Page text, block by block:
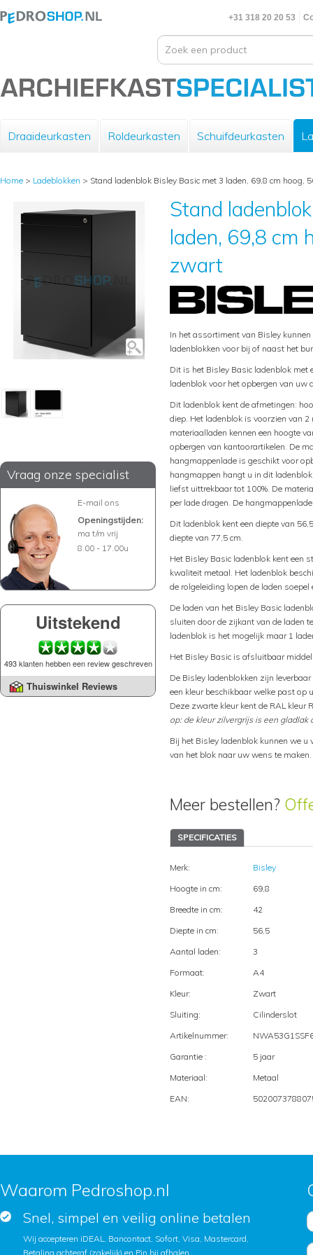
+31 318 20 20 53
Draaideurkasten Roldeurkasten Schuifdeurkasten
Home > Ladeblokken > Stand ladenblok Bisley Basic met 3 laden, 69,8 cm hoog,
Vraag onze specialist
E-mail ons
Openingstijden:
ma t/m vrij
8.00 - 17.00u
Uitstekend
493 klanten hebben een review geschreven
Thuiswinkel Reviews
Stand
laden, 69,8 cm
zwart
In het assortiment van Bisley
ladenblokken voor bij of naast het
Dit is het Bisley Basic ladenblok met
ladenblok voor het opbergen van uw
Dit ladenblok kent de afmetingen:
diep. Het ladenblok is voorzien van
materiaalladen kennen een hoogte
opbergen van kantoorartikelen. De
hangmappenlade is geschikt voor
hangmappen hangt u in dit
liefst uittrekbaar tot 100%. De
per lade dragen. De
Dit ladenblok kent een diepte van
diepte van 77,5 cm.
Het Bisley Basic ladenblok kent een
kwaliteit metaal. Het ladenblok
de rolgeleiding lopen de laden
De laden van het Bisley Basic
sluiten door de zijkant van de laden
ladenblok is het mogelijk maar 1
Het Bisley Basic is afsluitbaar
De Bisley ladenblokken zijn
een kleur beschikbaar welke past op
Deze zwarte kleur kent de RAL kleur
op: de kleur zilvergrijs is een gladlak
Bij het Bisley ladenblok kunnen we u
van het blok naar uw wens te maken.
Meer bestellen?
SPECIFICATIES
Merk:
Bisley
Hoogte in cm:
69,8
Breedte in cm:
42
Diepte in cm:
56,5
Aantal laden:
3
Formaat:
A4
Kleur:
Zwart
Sluiting:
Cilinderslot
Artikelnummer:
Garantie :
5 jaar
Materiaal:
Metaal
EAN:
Waarom Pedroshop.nl
Snel, simpel en veilig online betalen
Wij accepteren iDEAL, Bancontact, Sofort, Visa, Mastercard,
Betaling achteraf (zakelijk) en Pin bij afhalen.